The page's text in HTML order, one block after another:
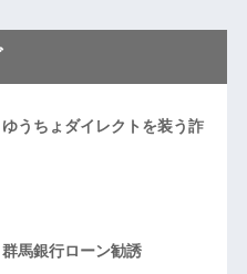
うちょダイレクトを装う詐
馬銀行ローン勧誘